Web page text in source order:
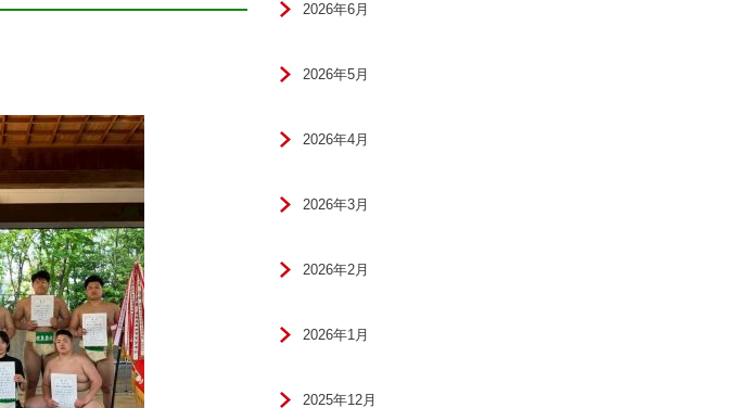
2026年6月
2026年5月
2026年4月
2026年3月
2026年2月
2026年1月
2025年12月